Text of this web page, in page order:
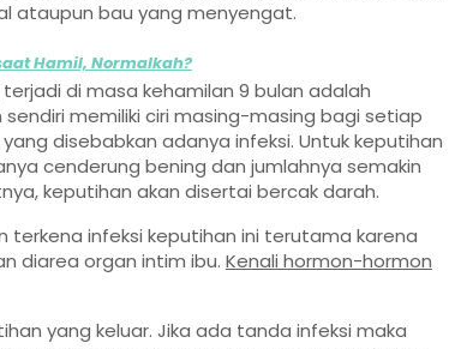
ataupun bau yang menyengat.
Hamil, Normalkah?
di masa kehamilan 9 bulan adalah
memiliki ciri masing-masing bagi setiap
disebabkan adanya infeksi. Untuk keputihan
cenderung bening dan jumlahnya semakin
keputihan akan disertai bercak darah.
terkena infeksi keputihan ini terutama karena
diarea organ intim ibu. Kenali hormon-hormon
yang keluar. Jika ada tanda infeksi maka